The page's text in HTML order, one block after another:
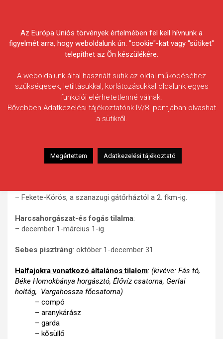
Egyesületek Szövetsége
HÍREK
Aktuális tilalmak, korlátozások
Tiltott folyószakaszok december 1-március 1-ig:
– Hármas-Körös: 81-85 fkm
– Fekete-Körös, a szanazugi gátőrháztól a 2. fkm-ig.
Harcsahorgászat-és fogás tilalma:
– december 1-március 1-ig.
Sebes pisztráng: október 1-december 31.
Halfajokra vonatkozó általános tilalom: (kivéve: Fás tó,
Béke Homokbánya horgásztó, Élővíz csatorna, Gerlai
holtág, Vargahossza főcsatorna)
– compó
– aranykárász
– garda
– kősüllő
Az Európa Uniós törvények értelmében fel kell hívnunk a
figyelmét arra, hogy weboldalunk ún. "cookie"-kat vagy "sütiket"
telepíthet az Ön készülékére.
A weboldalunk által használt sütik az oldal működéséhez
szükségesek, letiltásukkal, korlátozásukkal oldalunk egyes
funkciói elérhetetlenné válnak.
Bővebben Adatkezelési tájékoztatónk IV/8. pontjában olvashat
a sütikről.
Megértettem Adatkezelési tájékoztató